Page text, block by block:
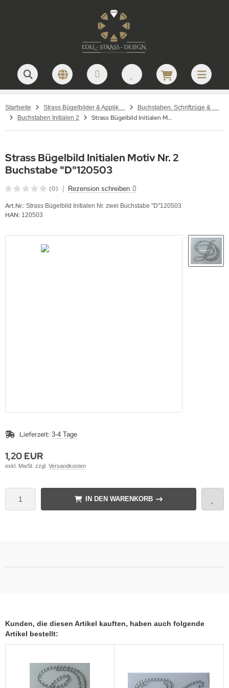
Startseite Strass Bügelbilder & Applikationen zum Aufbügeln
Buchstaben, Schriftzüge & Namen – Strass Bügelbilder
Buchstaben Initialen 2
Strass Bügelbild Initialen Motiv Nr. 2 Buchstabe D120503
Strass Bügelbild Initialen Motiv Nr. 2
Buchstabe "D"120503
(0) Rezension schreiben
Art.Nr.: Strass Bügelbild Initialen Nr. zwei Buchstabe "D"120503
HAN: 120503
Lieferzeit: 3-4 Tage
1,20 EUR
exkl. MwSt. zzgl. Versandkosten
IN DEN WARENKORB
Kunden, die diesen Artikel kauften, haben auch folgende
Artikel bestellt: